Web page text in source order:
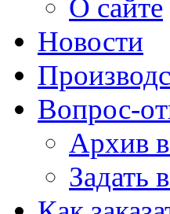
О сайте
Новости
Вопрос-
Архив
Задать